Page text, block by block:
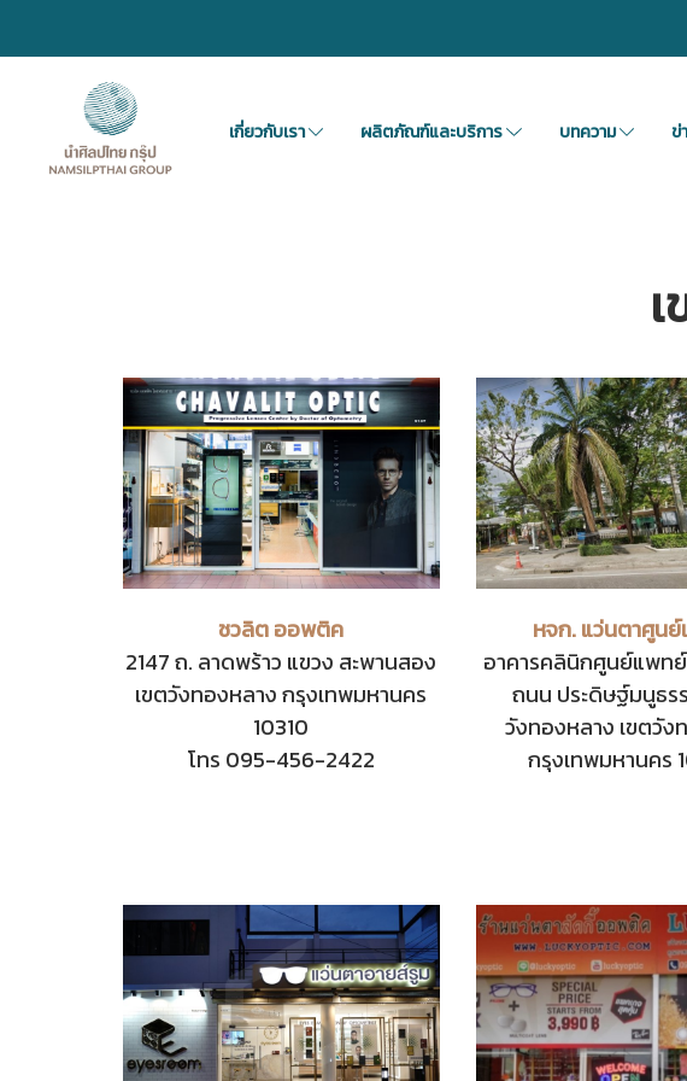
เกี่ยวกับเรา ผลิตภัณฑ์และบริการ บทความ ข่
ชวลิต ออพติค
2147 ถ. ลาดพร้าว แขวง สะพานสอง
เขตวังทองหลาง กรุงเทพมหานคร
10310
โทร 095-456-2422
หจก. แว่นตาศูน
อาคารคลินิกศูนย์แพท
ถนน ประดิษฐ์มนูธร
วังทองหลาง เขตวัง
กรุงเทพมหานคร